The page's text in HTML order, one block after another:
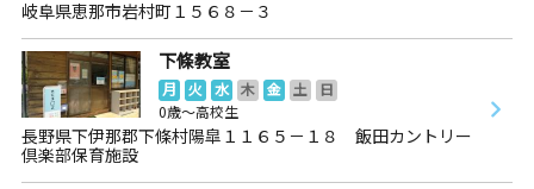
岐阜県恵那市岩村町１５６８－３
下條教室
月 火 水 木 金 土
日
0歳～高校生
長野県下伊那郡下條村陽皐１１６５－１８ 飯田カントリー
倶楽部保育施設